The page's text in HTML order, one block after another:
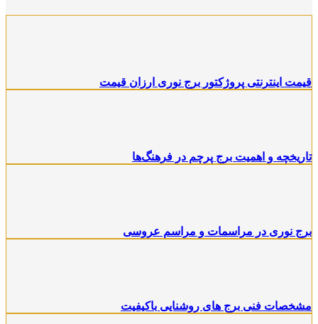
قیمت اینترنتی پروژکتور برج نوری ارزان قیمت
تاریخچه و اهمیت برج پرچم در فرهنگ‌ها
برج نوری در مراسمات و مراسم عروسی
مشخصات فنی برج های روشنایی باکیفیت